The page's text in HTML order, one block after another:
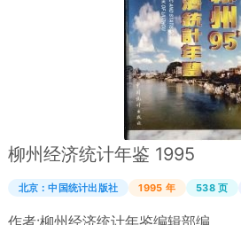
广西
西藏
柳州经济统计年鉴 1995
北京：中国统计出版社 1995 年 538 页
作者:柳州经济统计年鉴编辑部编